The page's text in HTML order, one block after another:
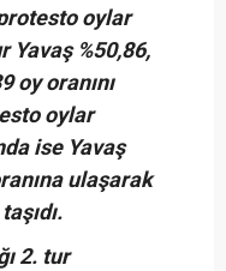
oylar
Yavaş %50,86,
oy oranını
oylar
ise Yavaş
ulaşarak
2. tur